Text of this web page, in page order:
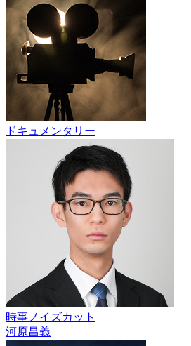
ドキュメンタリー
時事ノイズカット
河原昌義